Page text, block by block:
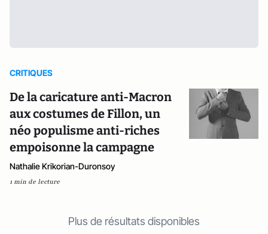
CRITIQUES
De la caricature anti-Macron
aux costumes de Fillon, un
néo populisme anti-riches
empoisonne la campagne
Nathalie Krikorian-Duronsoy
1 min de lecture
Plus de résultats disponibles